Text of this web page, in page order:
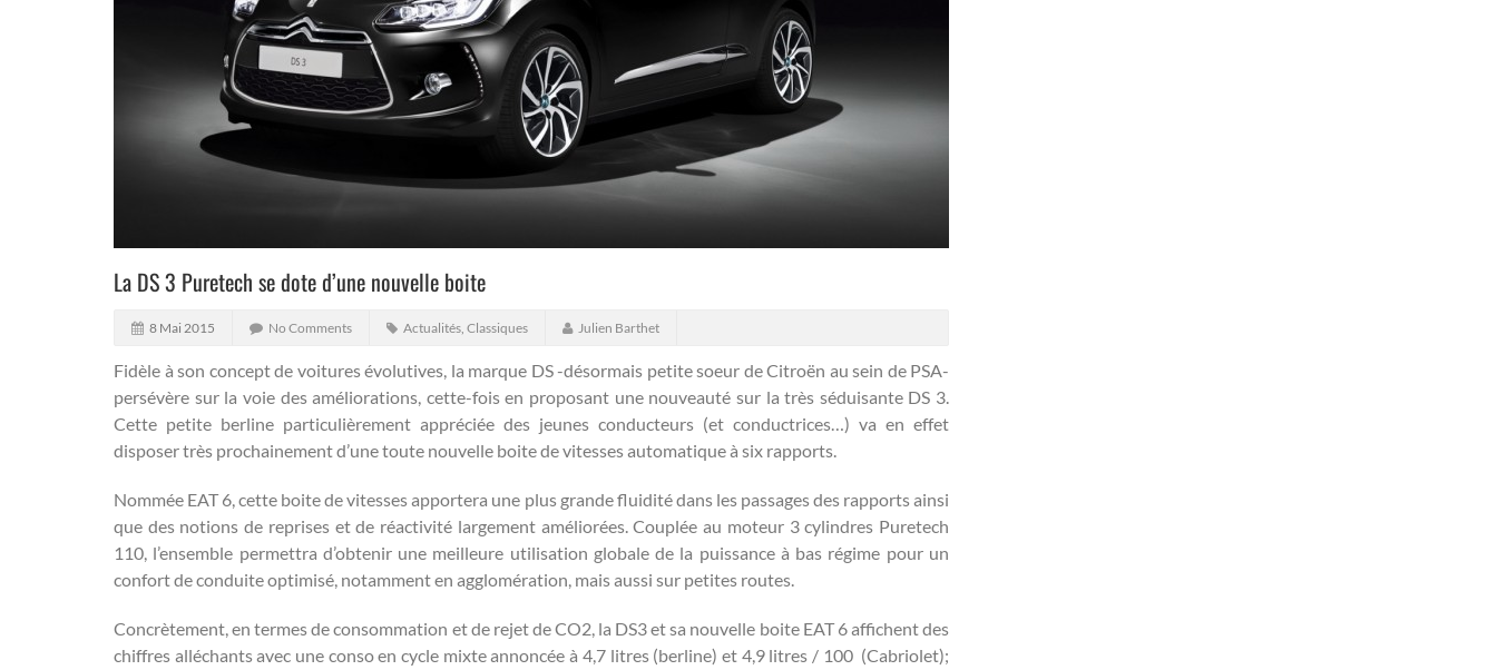
La DS 3 Puretech se dote d’une nouvelle boite
8 Mai 2015 No Comments Actualités, Classiques Julien Barthet
Fidèle à son concept de voitures évolutives, la marque DS -désormais petite soeur de Citroën au sein de PSA-
persévère sur la voie des améliorations, cette-fois en proposant une nouveauté sur la très séduisante DS 3.
Cette petite berline particulièrement appréciée des jeunes conducteurs (et conductrices…) va en effet
disposer très prochainement d’une toute nouvelle boite de vitesses automatique à six rapports.
Nommée EAT 6, cette boite de vitesses apportera une plus grande fluidité dans les passages des rapports ainsi
que des notions de reprises et de réactivité largement améliorées. Couplée au moteur 3 cylindres Puretech
110, l’ensemble permettra d’obtenir une meilleure utilisation globale de la puissance à bas régime pour un
confort de conduite optimisé, notamment en agglomération, mais aussi sur petites routes.
Concrètement, en termes de consommation et de rejet de CO2, la DS3 et sa nouvelle boite EAT 6 affichent des
chiffres alléchants avec une conso en cycle mixte annoncée à 4,7 litres (berline) et 4,9 litres / 100 (Cabriolet);